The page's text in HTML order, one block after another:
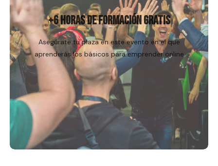
+6 HORAS DE FORMACIÓN GRATIS
Asegúrate tu plaza en este evento en el que
aprenderás los básicos para emprender online